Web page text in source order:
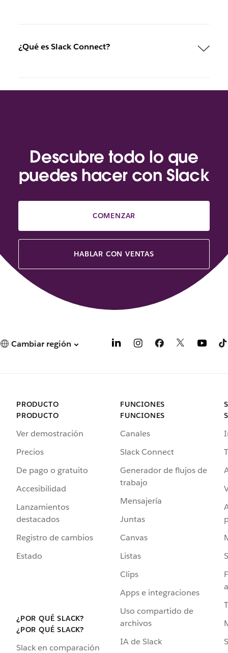
¿Qué es Slack Connect?
Descubre todo lo que
puedes hacer con Slack
COMENZAR
HABLAR CON VENTAS
Cambiar región
PRODUCTO
PRODUCTO
Ver demostración
Precios
De pago o gratuito
Accesibilidad
Lanzamientos
destacados
Registro de cambios
Estado
¿POR QUÉ SLACK?
¿POR QUÉ SLACK?
Slack en comparación
FUNCIONES
FUNCIONES
Canales
Slack Connect
Generador de flujos de
trabajo
Mensajería
Juntas
Canvas
Listas
Clips
Apps e integraciones
Uso compartido de
archivos
IA de Slack